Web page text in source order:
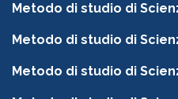
Metodo di studio di
Metodo di studio di
Metodo di studio di